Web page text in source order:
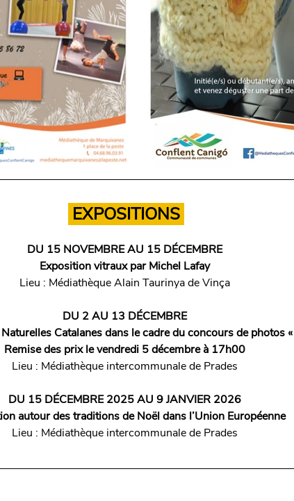
EXPOSITIONS
DU 15 NOVEMBRE AU 15 DÉCEMBRE
Exposition vitraux par Michel Lafay
Lieu : Médiathèque Alain Taurinya de Vinça
DU 2 AU 13 DÉCEMBRE
Catalanes dans le cadre du concours de photos
Remise des prix le vendredi 5 décembre à 17h00
Lieu : Médiathèque intercommunale de Prades
DU 15 DÉCEMBRE 2025 AU 9 JANVIER 2026
autour des traditions de Noël dans l’Union Européenne
Lieu : Médiathèque intercommunale de Prades